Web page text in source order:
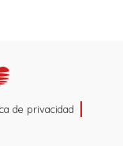
de privacidad